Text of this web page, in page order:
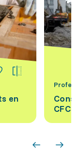
en
CFC